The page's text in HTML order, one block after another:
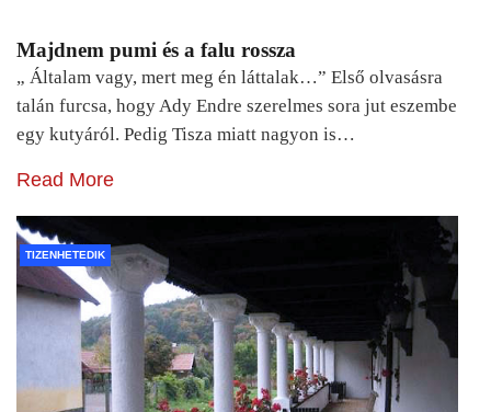
Majdnem pumi és a falu rossza
„ Általam vagy, mert meg én láttalak…” Első olvasásra
talán furcsa, hogy Ady Endre szerelmes sora jut eszembe
egy kutyáról. Pedig Tisza miatt nagyon is…
Read More
TIZENHETEDIK